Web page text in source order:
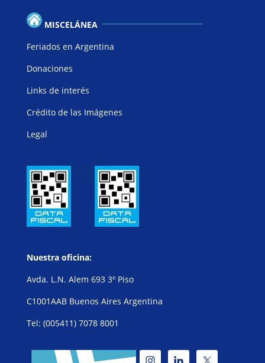
MISCELÁNEA
Feriados en Argentina
Donaciones
Links de interés
Crédito de las Imágenes
Legal
Nuestra oficina:
Avda. L.N. Alem 693 3º Piso
C1001AAB Buenos Aires Argentina
Tel: (005411) 7078 8001